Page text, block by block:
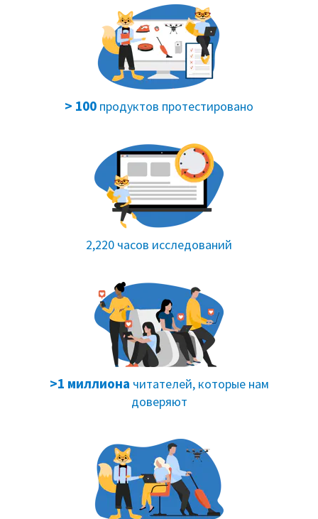
> 100 продуктов протестировано
2,220 часов исследований
>1 миллиона читателей, которые нам
доверяют